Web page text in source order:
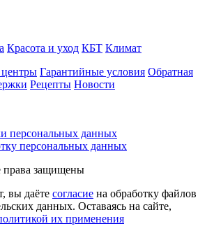
Красота и уход КБТ Климат
Гарантийные условия Обратная
Рецепты Новости
персональных данных
персональных данных
защищены
вы даёте согласие на обработку файлов
данных. Оставаясь на сайте,
их применения